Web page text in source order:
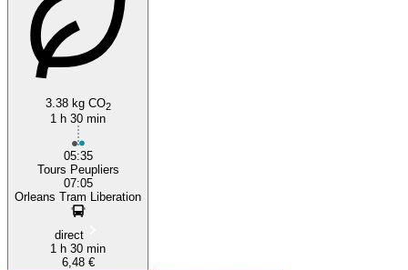
3.38 kg CO2
1 h 30 min
05:35
Tours Peupliers
07:05
Orleans Tram Liberation
direct
1 h 30 min
6,48 €